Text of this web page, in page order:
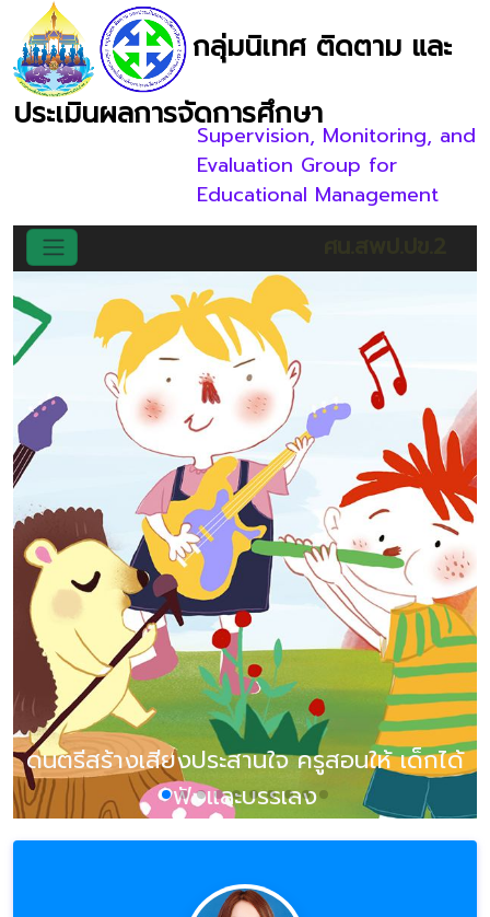
กลุ่มนิเทศ ติดตาม และ
ประเมินผลการจัดการศึกษา
Supervision, Monitoring, and
Evaluation Group for
Educational Management
ดนตรีสร้างเสียงประสานใจ ครูสอนให้ เด็กได้
ฟังและบรรเลง